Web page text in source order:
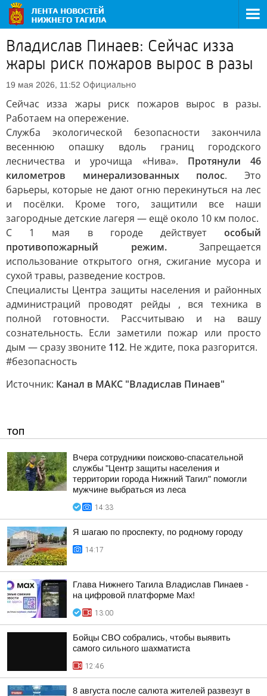
Владислав Пинаев: Сейчас изза
жары риск пожаров вырос в разы
19 мая 2026, 11:52 Официально
Сейчас изза жары риск пожаров вырос в разы.
Работаем на опережение.
Служба экологической безопасности закончила
весеннюю опашку вдоль границ городского
лесничества и урочища «Нива». Протянули 46
километров минерализованных полос. Это
барьеры, которые не дают огню перекинуться на лес
и посёлки. Кроме того, защитили все наши
загородные детские лагеря — ещё около 10 км полос.
С 1 мая в городе действует особый
противопожарный режим.Запрещается
использование открытого огня, сжигание мусора и
сухой травы, разведение костров.
Специалисты Центра защиты населения и районных
администраций проводят рейды , вся техника в
полной готовности. Рассчитываю и на вашу
сознательность. Если заметили пожар или просто
дым — сразу звоните 112. Не ждите, пока разгорится.
#безопасность
Источник: Канал в МАКС "Владислав Пинаев"
ТОП
Вчера сотрудники поисково-спасательной
службы "Центр защиты населения и
территории города Нижний Тагил" помогли
мужчине выбраться из леса
14:33
Я шагаю по проспекту, по родному городу
14:17
Глава Нижнего Тагила Владислав Пинаев -
на цифровой платформе Max!
13:00
Бойцы СВО собрались, чтобы выявить
самого сильного шахматиста
12:46
8 августа после салюта жителей развезут в